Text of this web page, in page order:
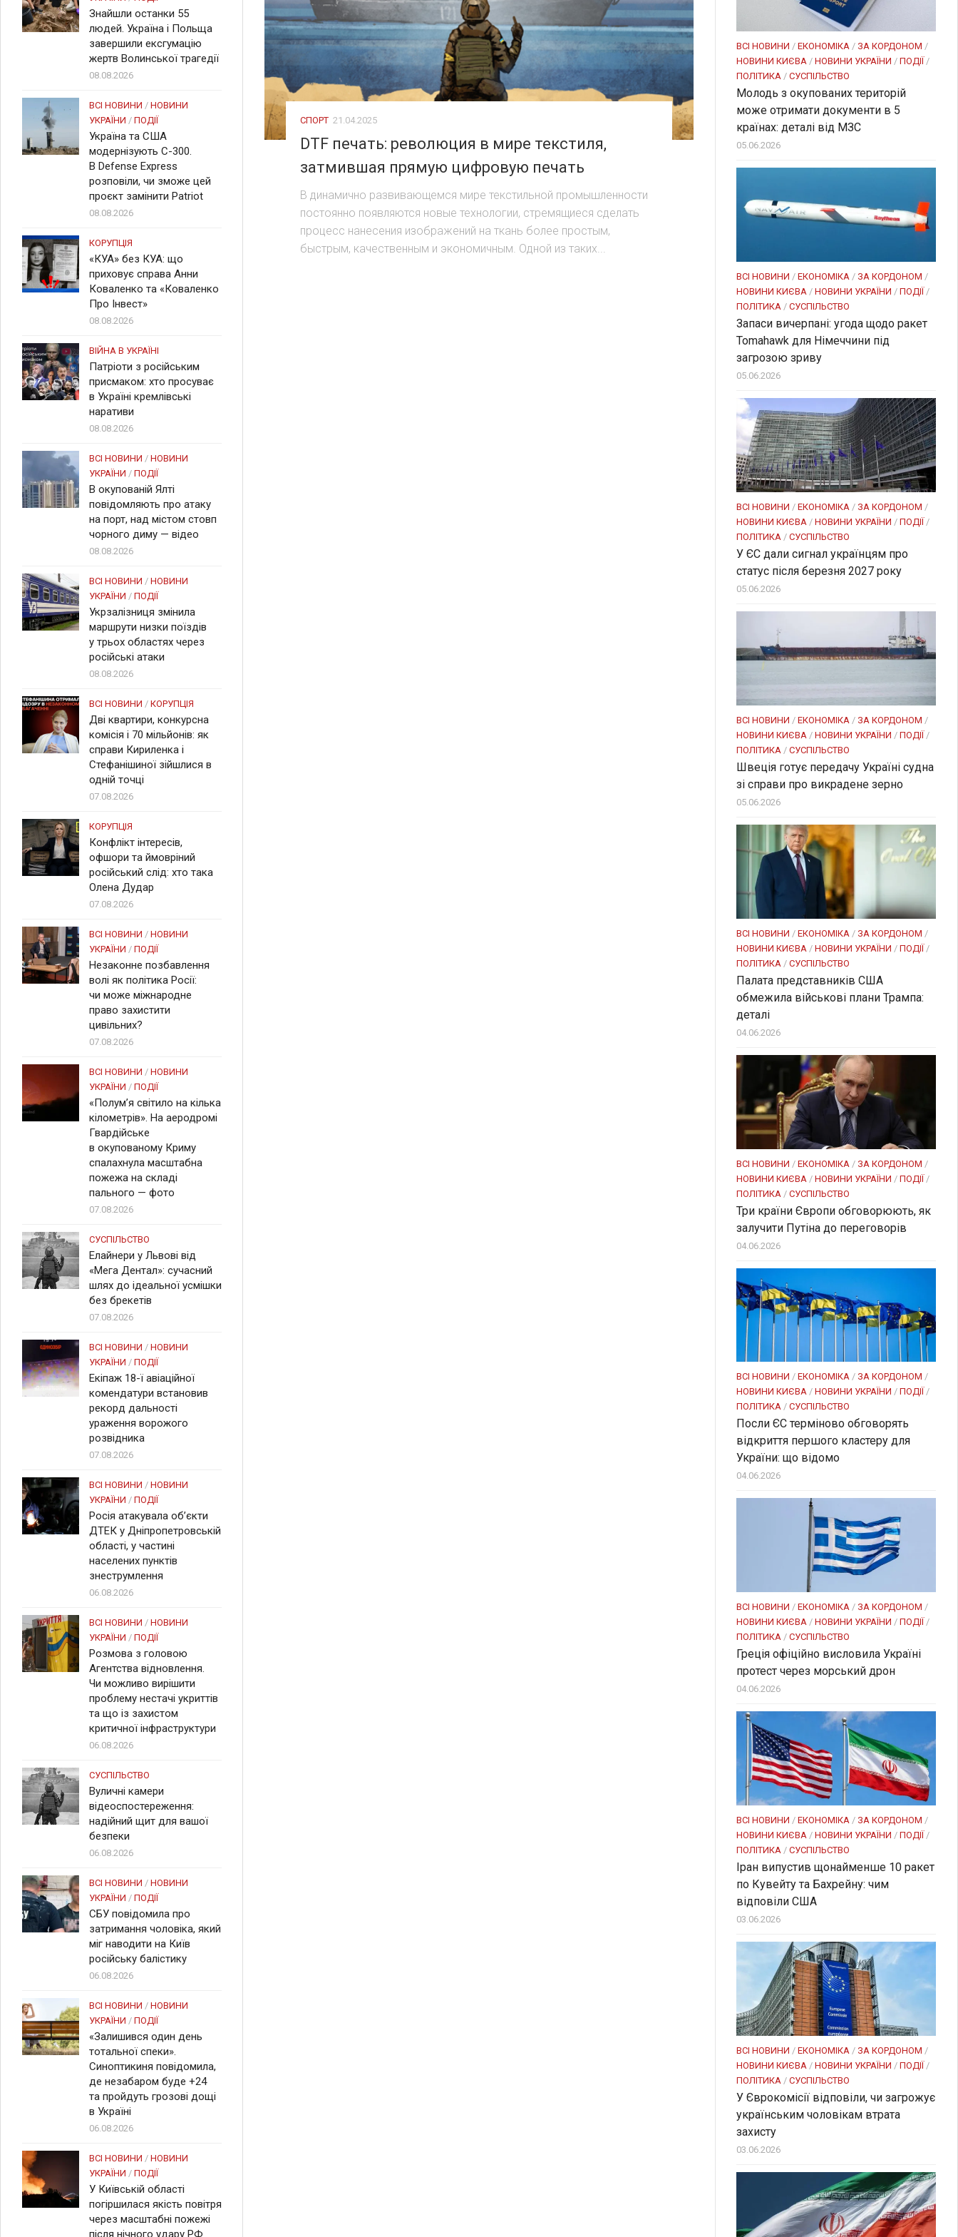
СПОРТ 21.04.2025
DTF печать: революция в мире текстиля,
затмившая прямую цифровую печать
В динамично развивающемся мире текстильной промышленности
постоянно появляются новые технологии, стремящиеся сделать
процесс нанесения изображений на ткань более простым,
быстрым, качественным и экономичным. Одной из таких...
Знайшли останки 55
людей. Україна і Польща
завершили ексгумацію
жертв Волинської трагедії
08.08.2026
ВСІ НОВИНИ / НОВИНИ
УКРАЇНИ / ПОДІЇ
Україна та США
модернізують С-300.
В Defense Express
розповіли, чи зможе цей
проєкт замінити Patriot
08.08.2026
КОРУПЦІЯ
«КУА» без КУА: що
приховує справа Анни
Коваленко та «Коваленко
Про Інвест»
08.08.2026
ВІЙНА В УКРАЇНІ
Патріоти з російським
присмаком: хто просуває
в Україні кремлівські
наративи
08.08.2026
ВСІ НОВИНИ / НОВИНИ
УКРАЇНИ / ПОДІЇ
В окупованій Ялті
повідомляють про атаку
на порт, над містом стовп
чорного диму — відео
08.08.2026
ВСІ НОВИНИ / НОВИНИ
УКРАЇНИ / ПОДІЇ
Укрзалізниця змінила
маршрути низки поїздів
у трьох областях через
російські атаки
08.08.2026
ВСІ НОВИНИ / КОРУПЦІЯ
Дві квартири, конкурсна
комісія і 70 мільйонів: як
справи Кириленка і
Стефанішиної зійшлися в
одній точці
07.08.2026
КОРУПЦІЯ
Конфлікт інтересів,
офшори та ймовріний
російський слід: хто така
Олена Дудар
07.08.2026
ВСІ НОВИНИ / НОВИНИ
УКРАЇНИ / ПОДІЇ
Незаконне позбавлення
волі як політика Росії:
чи може міжнародне
право захистити
цивільних?
07.08.2026
ВСІ НОВИНИ / НОВИНИ
УКРАЇНИ / ПОДІЇ
«Полум’я світило на кілька
кілометрів». На аеродромі
Гвардійське
в окупованому Криму
спалахнула масштабна
пожежа на складі
пального — фото
07.08.2026
СУСПІЛЬСТВО
Елайнери у Львові від
«Мега Дентал»: сучасний
шлях до ідеальної усмішки
без брекетів
07.08.2026
ВСІ НОВИНИ / НОВИНИ
УКРАЇНИ / ПОДІЇ
Екіпаж 18-ї авіаційної
комендатури встановив
рекорд дальності
ураження ворожого
розвідника
07.08.2026
ВСІ НОВИНИ / НОВИНИ
УКРАЇНИ / ПОДІЇ
Росія атакувала об’єкти
ДТЕК у Дніпропетровській
області, у частині
населених пунктів
знеструмлення
06.08.2026
ВСІ НОВИНИ / НОВИНИ
УКРАЇНИ / ПОДІЇ
Розмова з головою
Агентства відновлення.
Чи можливо вирішити
проблему нестачі укриттів
та що із захистом
критичної інфраструктури
06.08.2026
СУСПІЛЬСТВО
Вуличні камери
відеоспостереження:
надійний щит для вашої
безпеки
06.08.2026
ВСІ НОВИНИ / НОВИНИ
УКРАЇНИ / ПОДІЇ
СБУ повідомила про
затримання чоловіка, який
міг наводити на Київ
російську балістику
06.08.2026
ВСІ НОВИНИ / НОВИНИ
УКРАЇНИ / ПОДІЇ
«Залишився один день
тотальної спеки».
Синоптикиня повідомила,
де незабаром буде +24
та пройдуть грозові дощі
в Україні
06.08.2026
ВСІ НОВИНИ / НОВИНИ
УКРАЇНИ / ПОДІЇ
У Київській області
погіршилася якість повітря
через масштабні пожежі
після нічного удару РФ
ВСІ НОВИНИ / ЕКОНОМІКА / ЗА КОРДОНОМ /
НОВИНИ КИЄВА / НОВИНИ УКРАЇНИ / ПОДІЇ /
ПОЛІТИКА / СУСПІЛЬСТВО
Молодь з окупованих територій
може отримати документи в 5
країнах: деталі від МЗС
05.06.2026
ВСІ НОВИНИ / ЕКОНОМІКА / ЗА КОРДОНОМ /
НОВИНИ КИЄВА / НОВИНИ УКРАЇНИ / ПОДІЇ /
ПОЛІТИКА / СУСПІЛЬСТВО
Запаси вичерпані: угода щодо ракет
Tomahawk для Німеччини під
загрозою зриву
05.06.2026
ВСІ НОВИНИ / ЕКОНОМІКА / ЗА КОРДОНОМ /
НОВИНИ КИЄВА / НОВИНИ УКРАЇНИ / ПОДІЇ /
ПОЛІТИКА / СУСПІЛЬСТВО
У ЄС дали сигнал українцям про
статус після березня 2027 року
05.06.2026
ВСІ НОВИНИ / ЕКОНОМІКА / ЗА КОРДОНОМ /
НОВИНИ КИЄВА / НОВИНИ УКРАЇНИ / ПОДІЇ/
ПОЛІТИКА / СУСПІЛЬСТВО
Швеція готує передачу Україні судна
зі справи про викрадене зерно
05.06.2026
ВСІ НОВИНИ / ЕКОНОМІКА / ЗА КОРДОНОМ /
НОВИНИ КИЄВА / НОВИНИ УКРАЇНИ / ПОДІЇ/
ПОЛІТИКА / СУСПІЛЬСТВО
Палата представників США
обмежила військові плани Трампа:
деталі
04.06.2026
ВСІ НОВИНИ / ЕКОНОМІКА / ЗА КОРДОНОМ /
НОВИНИ КИЄВА / НОВИНИ УКРАЇНИ / ПОДІЇ/
ПОЛІТИКА / СУСПІЛЬСТВО
Три країни Європи обговорюють, як
залучити Путіна до переговорів
04.06.2026
ВСІ НОВИНИ / ЕКОНОМІКА / ЗА КОРДОНОМ /
НОВИНИ КИЄВА / НОВИНИ УКРАЇНИ / ПОДІЇ /
ПОЛІТИКА / СУСПІЛЬСТВО
Посли ЄC терміново обговорять
відкриття першого кластеру для
України: що відомо
04.06.2026
ВСІ НОВИНИ / ЕКОНОМІКА / ЗА КОРДОНОМ /
НОВИНИ КИЄВА / НОВИНИ УКРАЇНИ / ПОДІЇ /
ПОЛІТИКА / СУСПІЛЬСТВО
Греція офіційно висловила Україні
протест через морський дрон
04.06.2026
ВСІ НОВИНИ / ЕКОНОМІКА / ЗА КОРДОНОМ /
НОВИНИ КИЄВА / НОВИНИ УКРАЇНИ / ПОДІЇ /
ПОЛІТИКА / СУСПІЛЬСТВО
Іран випустив щонайменше 10 ракет
по Кувейту та Бахрейну: чим
відповіли США
03.06.2026
ВСІ НОВИНИ / ЕКОНОМІКА / ЗА КОРДОНОМ /
НОВИНИ КИЄВА / НОВИНИ УКРАЇНИ / ПОДІЇ /
ПОЛІТИКА / СУСПІЛЬСТВО
У Єврокомісії відповіли, чи загрожує
українським чоловікам втрата
захисту
03.06.2026